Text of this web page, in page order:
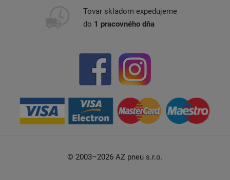
Tovar skladom expedujeme
do 1 pracovného dňa
© 2003–2026 AZ pneu s.r.o.